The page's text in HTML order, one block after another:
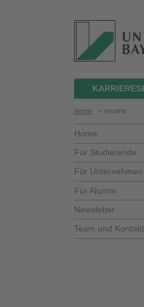
Home > termine
Home
Für Studierende
Für Unternehmen
Für Alumni
Newsletter
Team und Kontakt